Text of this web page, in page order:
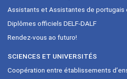
Assistants et Assistantes de portugais
Diplômes officiels DELF-DALF
Rendez-vous ao futuro!
SCIENCES ET UNIVERSITÉS
Coopération entre établissements